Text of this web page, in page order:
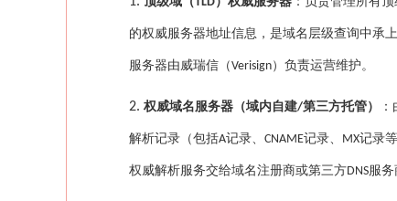
的权威服务器地址信息，是域名层级查询中承
服务器由威瑞信（Verisign）负责运营维护。
2. 权威域名服务器（域内自建/第三方托管）
解析记录（包括A记录、 CNAME记录、 MX记录
权威解析服务交给域名注册商或第三方DNS服